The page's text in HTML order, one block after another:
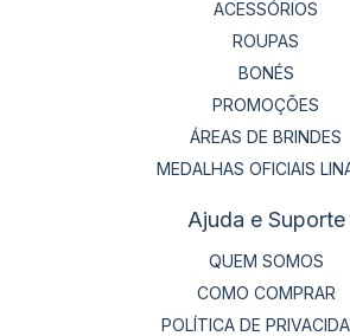
ACESSÓRIOS
ROUPAS
BONÉS
PROMOÇÕES
ÁREAS DE BRINDES
MEDALHAS OFICIAIS
Ajuda e Suporte
QUEM SOMOS
COMO COMPRAR
POLÍTICA DE